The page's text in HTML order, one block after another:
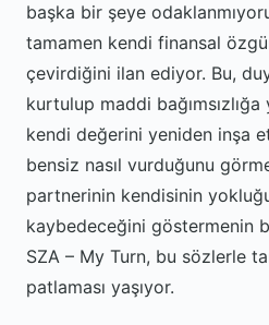
başka bir şeye
tamamen kendi finansal
çevirdiğini ilan ediyor. Bu,
kurtulup maddi
kendi değerini yeniden inşa
bensiz nasıl vurduğunu
partnerinin kendisinin
kaybedeceğini göstermenin
SZA – My Turn, bu sözlerle
patlaması yaşıyor.